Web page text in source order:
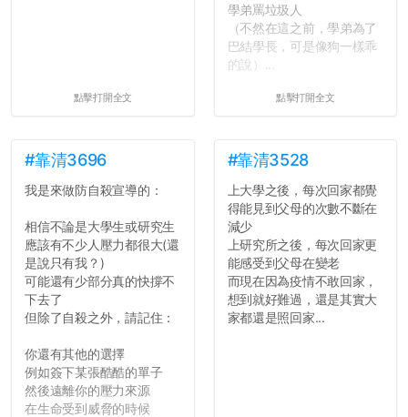
點擊打開全文
學弟罵垃圾人
（不然在這之前，學弟為了
巴結學長，可是像狗一樣乖
的說）...
點擊打開全文
#靠清3696
我是來做防自殺宣導的：
相信不論是大學生或研究生
應該有不少人壓力都很大(還
是說只有我？)
可能還有少部分真的快撐不
下去了
但除了自殺之外，請記住：
你還有其他的選擇
例如簽下某張酷酷的單子
然後遠離你的壓力來源
在生命受到威脅的時候
#靠清3528
上大學之後，每次回家都覺
得能見到父母的次數不斷在
減少
上研究所之後，每次回家更
能感受到父母在變老
而現在因為疫情不敢回家，
想到就好難過，還是其實大
家都還是照回家...